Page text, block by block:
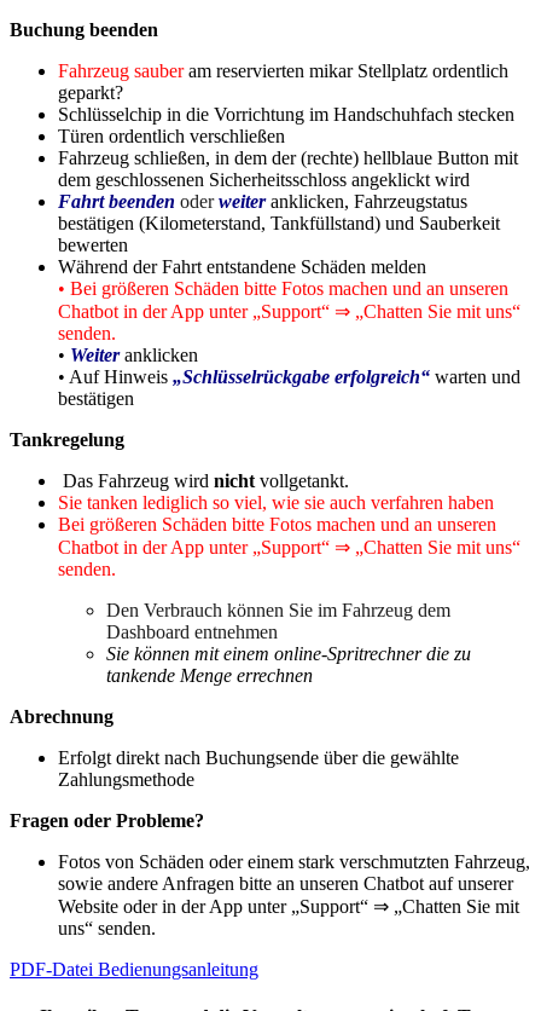
Buchung beenden
Fahrzeug sauberam reservierten mikar Stellplatz ordentlich
geparkt?
Schlüsselchip in die Vorrichtung im Handschuhfach stecken
Türen ordentlich verschließen
Fahrzeug schließen, in dem der (rechte) hellblaue Button mit
dem geschlossenen Sicherheitsschloss angeklickt wird
Fahrt beenden oderweiteranklicken, Fahrzeugstatus
bestätigen (Kilometerstand, Tankfüllstand) und Sauberkeit
bewerten
Während der Fahrt entstandene Schäden melden
• Bei größeren Schäden bitte Fotos machen und an unseren
Chatbot in der App unter „Support“ ⇒ „Chatten Sie mit uns“
senden.
• Weiteranklicken
• Auf Hinweis „Schlüsselrückgabe erfolgreich“ warten und
bestätigen
Tankregelung
Das Fahrzeug wird nicht vollgetankt.
Sie tanken lediglich so viel, wie sie auch verfahren haben
Bei größeren Schäden bitte Fotos machen und an unseren
Chatbot in der App unter „Support“ ⇒ „Chatten Sie mit uns“
senden.
Den Verbrauch können Sie im Fahrzeug dem
Dashboard entnehmen
Sie können mit einem online-Spritrechner die zu
tankende Menge errechnen
Abrechnung
Erfolgt direkt nach Buchungsende über die gewählte
Zahlungsmethode
Fragen oder Probleme?
Fotos von Schäden oder einem stark verschmutzten Fahrzeug,
sowie andere Anfragen bitte an unseren Chatbot auf unserer
Website oder in der App unter „Support“ ⇒ „Chatten Sie mit
uns“ senden.
PDF-Datei Bedienungsanleitung